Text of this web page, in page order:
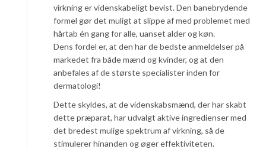
virkning er videnskabeligt bevist. Den banebrydende
formel gør det muligt at slippe af med problemet med
hårtab én gang for alle, uanset alder og køn.
Dens fordel er, at den har de bedste anmeldelser på
markedet fra både mænd og kvinder, og at den
anbefales af de største specialister inden for
dermatologi!
Dette skyldes, at de videnskabsmænd, der har skabt
dette præparat, har udvalgt aktive ingredienser med
det bredest mulige spektrum af virkning, så de
stimulerer hinanden og øger effektiviteten.